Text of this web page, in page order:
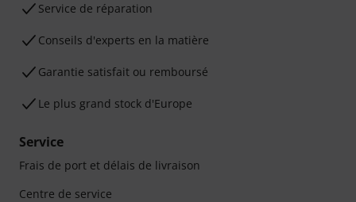
Service de réparation
Conseils d'experts en la matière
Garantie satisfait ou remboursé
Le plus grand stock d'Europe
Service
Frais de port et délais de livraison
Centre de service